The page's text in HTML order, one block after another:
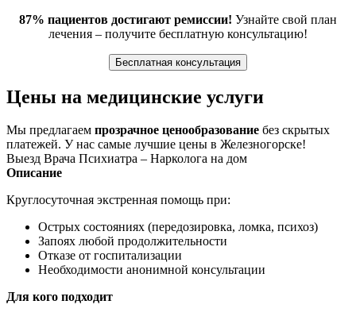
87% пациентов достигают ремиссии! Узнайте свой план
лечения – получите бесплатную консультацию!
Бесплатная консультация
Цены на медицинские услуги
Мы предлагаем прозрачное ценообразование без скрытых
платежей. У нас самые лучшие цены в Железногорске!
Выезд Врача Психиатра – Нарколога на дом
Описание
Круглосуточная экстренная помощь при:
Острых состояниях (передозировка, ломка, психоз)
Запоях любой продолжительности
Отказе от госпитализации
Необходимости анонимной консультации
Для кого подходит